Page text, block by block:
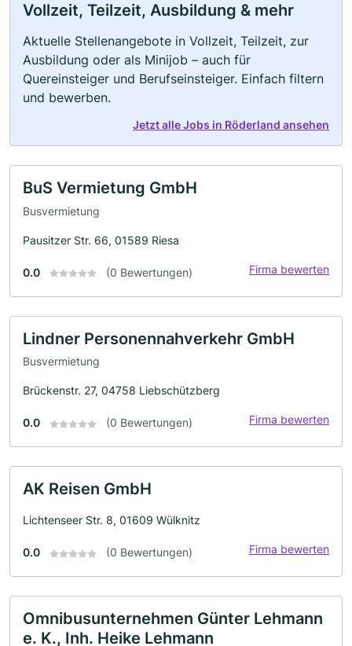
Vollzeit, Teilzeit, Ausbildung & mehr
Aktuelle Stellenangebote in Vollzeit, Teilzeit, zur
Ausbildung oder als Minijob – auch für
Quereinsteiger und Berufseinsteiger. Einfach filtern
und bewerben.
Jetzt alle Jobs in Röderland ansehen
BuS Vermietung GmbH
Busvermietung
Pausitzer Str. 66, 01589 Riesa
0.0 (0 Bewertungen) Firma bewerten
Lindner Personennahverkehr GmbH
Busvermietung
Brückenstr. 27, 04758 Liebschützberg
0.0 (0 Bewertungen) Firma bewerten
AK Reisen GmbH
Lichtenseer Str. 8, 01609 Wülknitz
0.0 (0 Bewertungen) Firma bewerten
Omnibusunternehmen Günter Lehmann
e. K., Inh. Heike Lehmann